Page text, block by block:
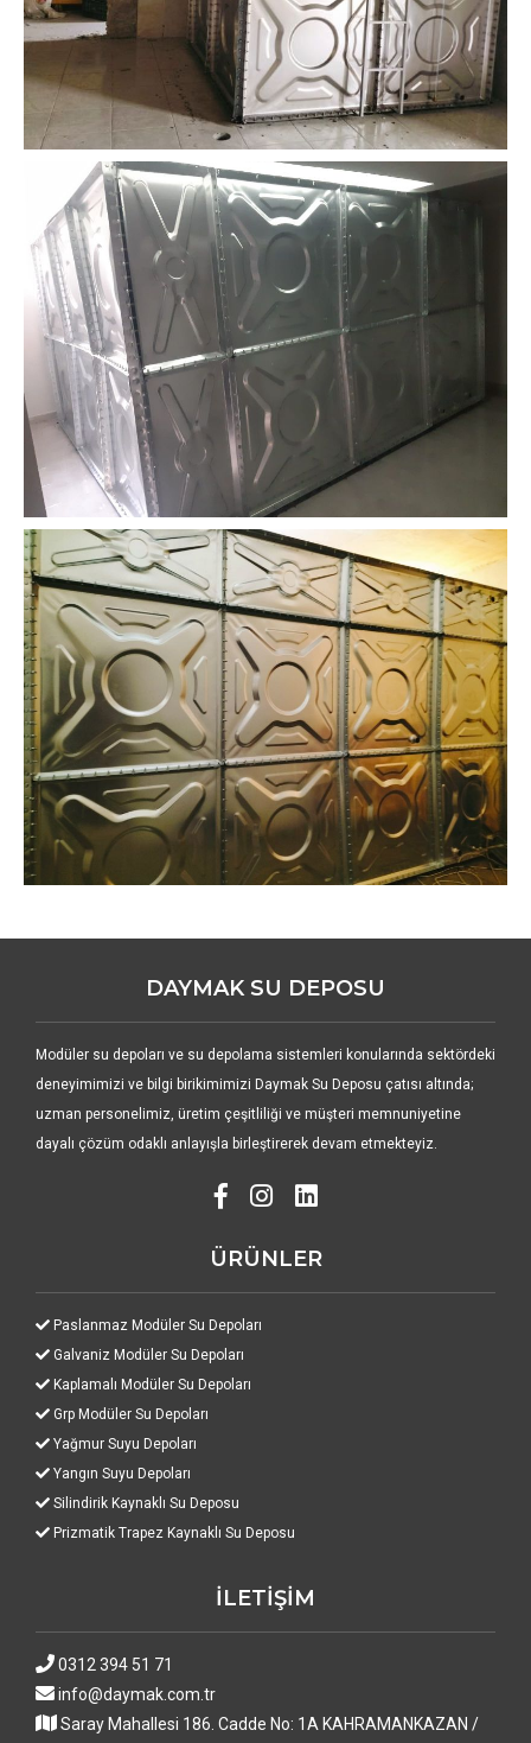
DAYMAK SU DEPOSU
Modüler su depoları ve su depolama sistemleri konularında sektördeki
deneyimimizi ve bilgi birikimimizi Daymak Su Deposu çatısı altında;
uzman personelimiz, üretim çeşitliliği ve müşteri memnuniyetine
dayalı çözüm odaklı anlayışla birleştirerek devam etmekteyiz.
ÜRÜNLER
Paslanmaz Modüler Su Depoları
Galvaniz Modüler Su Depoları
Kaplamalı Modüler Su Depoları
Grp Modüler Su Depoları
Yağmur Suyu Depoları
Yangın Suyu Depoları
Silindirik Kaynaklı Su Deposu
Prizmatik Trapez Kaynaklı Su Deposu
İLETİŞİM
0312 394 51 71
info@daymak.com.tr
Saray Mahallesi 186. Cadde No: 1A KAHRAMANKAZAN /